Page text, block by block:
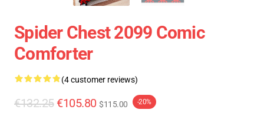
Spider Chest 2099 Comic
Comforter
(4 customer reviews)
€132.25 €105.80 $115.00 -20%